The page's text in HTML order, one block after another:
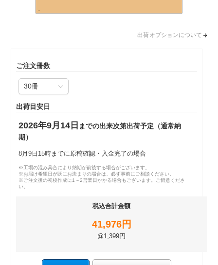
出荷オプションについて
ご注文冊数
出荷目安日
2026年9月14日 までの出来次第出荷予定（通常納
期）
8月9日15時までに原稿確認・入金完了の場合
※工場の混み具合により納期が前後する場合がございます。
※お届け希望日が既にお決まりの場合は、必ず事前にご相談ください。
※ご注文後の初校作成に1～2営業日かかる場合もございます。ご留意くださ
い。
税込合計金額
41,976円
@1,399円